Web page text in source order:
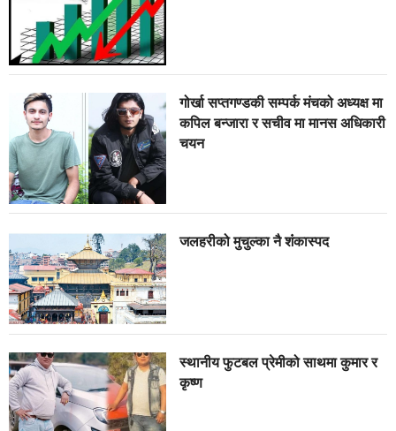
गोर्खा सप्तगण्डकी सम्पर्क मंचको अध्यक्ष मा
कपिल बन्जारा र सचीव मा मानस अधिकारी
चयन
जलहरीको मुचुल्का नै शंंकास्पद
स्थानीय फुटबल प्रेमीको साथमा कुमार र
कृष्ण